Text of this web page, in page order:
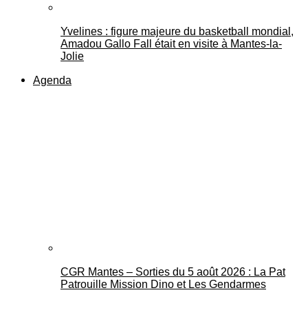
Yvelines : figure majeure du basketball mondial,
Amadou Gallo Fall était en visite à Mantes-la-
Jolie
Agenda
CGR Mantes – Sorties du 5 août 2026 : La Pat
Patrouille Mission Dino et Les Gendarmes